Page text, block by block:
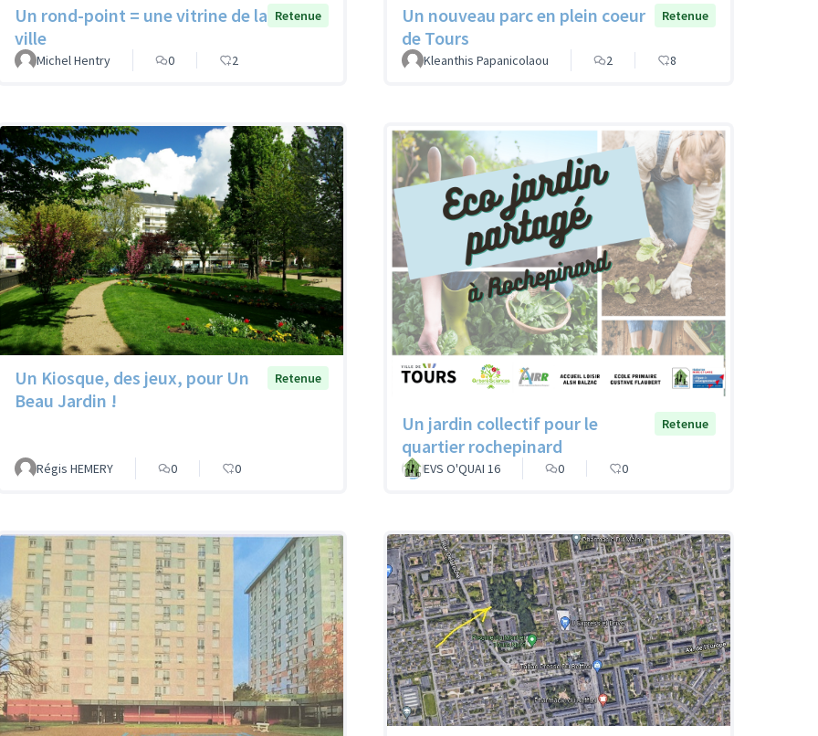
Un rond-point = une vitrine de la
ville
Retenue
Michel Hentry 0 2
Un nouveau parc en plein coeur
de Tours
Retenue
Kleanthis Papanicolaou 2 8
Un Kiosque, des jeux, pour Un
Beau Jardin !
Retenue
Régis HEMERY 0 0
Un jardin collectif pour le
quartier rochepinard
Retenue
EVS O'QUAI 16 0 0